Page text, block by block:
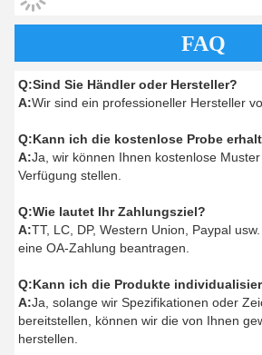
FAQ
Q:Sind Sie Händler oder Hersteller?
A:Wir sind ein professioneller Hersteller
Q:Kann ich die kostenlose Probe
A:Ja, wir können Ihnen kostenlose
Verfügung stellen.
Q:Wie lautet Ihr Zahlungsziel?
A:TT, LC, DP, Western Union, Paypal
eine OA-Zahlung beantragen.
Q:Kann ich die Produkte
A:Ja, solange wir Spezifikationen oder
bereitstellen, können wir die von Ihnen
herstellen.